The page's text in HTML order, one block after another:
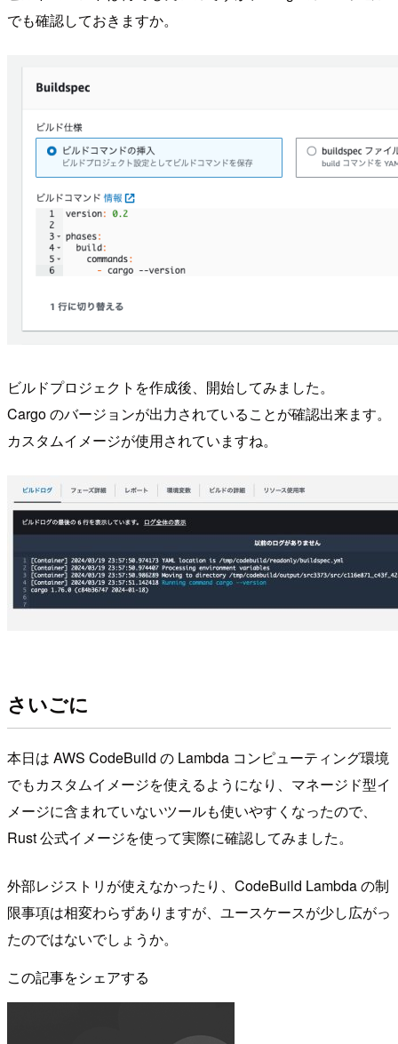
でも確認しておきますか。
ビルドプロジェクトを作成後、開始してみました。
Cargo のバージョンが出力されていることが確認出来ます。
カスタムイメージが使用されていますね。
さいごに
本日は AWS CodeBuild の Lambda コンピューティング環境
でもカスタムイメージを使えるようになり、マネージド型イ
メージに含まれていないツールも使いやすくなったので、
Rust 公式イメージを使って実際に確認してみました。
外部レジストリが使えなかったり、CodeBuild Lambda の制
限事項は相変わらずありますが、ユースケースが少し広がっ
たのではないでしょうか。
この記事をシェアする